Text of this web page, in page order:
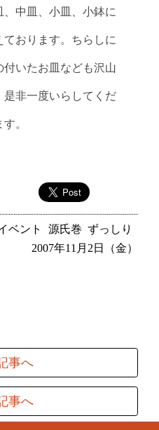
中皿、小皿、小鉢に
おります。ちらしに
いたお皿なども沢山
是非一度いらしてくだ
。
ベント 源氏巻 ずっしり
2007年11月2日（金）
事へ
事へ